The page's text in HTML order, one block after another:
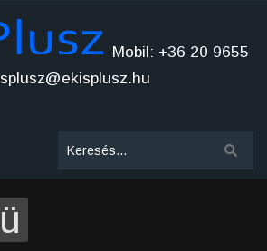
Mobil: +36 20 9655